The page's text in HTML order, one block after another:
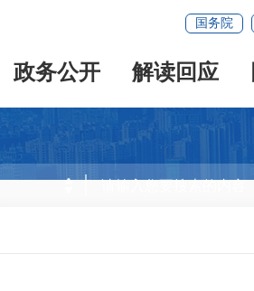
国务院
政务公开 解读回应